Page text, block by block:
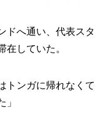
へ通い、代表ス
在していた。
トンガに帰れなく
」